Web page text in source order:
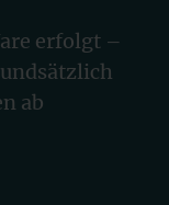
erfolgt –
ab